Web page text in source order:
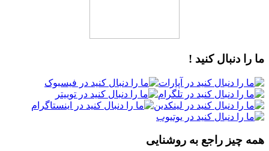
ما را دنبال کنید !
همه چیز راجع به روشنایی